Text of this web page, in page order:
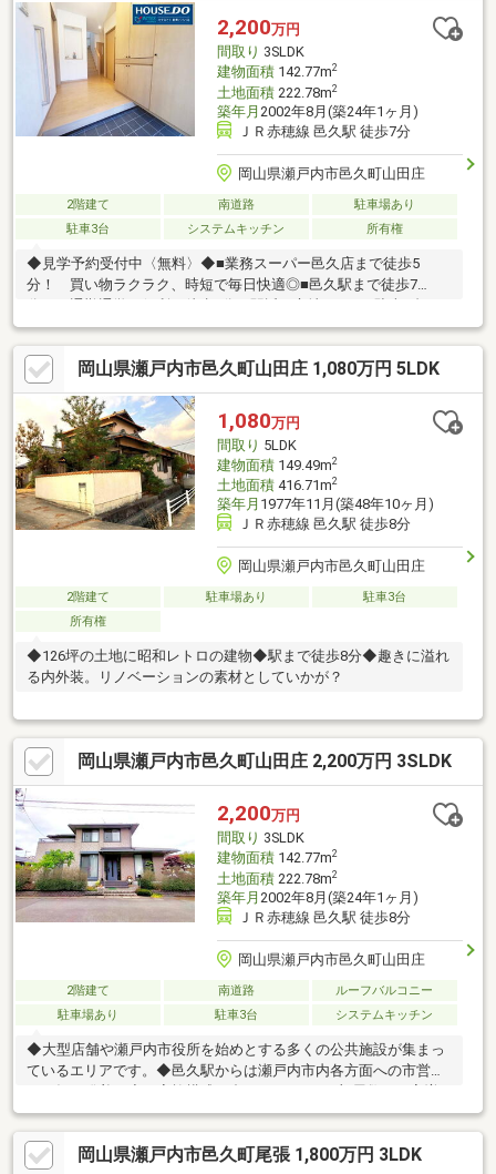
2,200万円
間取り 3SLDK
建物面積142.77m2
土地面積222.78m2
築年月 2002年8月(築24年1ヶ月)
ＪＲ赤穂線 邑久駅 徒歩7分
岡山県瀬戸内市邑久町山田庄
2階建て 南道路
駐車場あり
駐車3台
システムキッチン 所有権
◆見学予約受付中〈無料〉◆■業務スーパー邑久店まで徒歩5
分！ 買い物ラクラク、時短で毎日快適◎■邑久駅まで徒歩7
能！（車種による） 来客時や将来お子様がお車を持った際にも
安心の駐車台数です！≪ハウスドゥ 倉敷バイパスなら おうち購
入に関する全ての手続きをサポート≫住宅ローン・火災保険はも
ちろん、リフォームや解体引越時の不用品回収等のご相談も承っ
ております！◆◆───────◆◆ 物件見学予約受付中！ お問
い合わせはお早めに！ Free【0120-533-880】
◆◆───────◆◆
岡山県瀬戸内市邑久町山田庄 1,080万円 5LDK
1,080万円
間取り 5LDK
建物面積149.49m2
土地面積416.71m2
築年月 1977年11月(築48年10ヶ月)
ＪＲ赤穂線 邑久駅 徒歩8分
岡山県瀬戸内市邑久町山田庄
2階建て 駐車場あり
駐車3台
所有権
◆126坪の土地に昭和レトロの建物◆駅まで徒歩8分◆趣きに溢れ
る内外装。リノベーションの素材としていかが？
岡山県瀬戸内市邑久町山田庄 2,200万円 3SLDK
2,200万円
間取り 3SLDK
建物面積142.77m2
土地面積222.78m2
築年月 2002年8月(築24年1ヶ月)
ＪＲ赤穂線 邑久駅 徒歩8分
岡山県瀬戸内市邑久町山田庄
2階建て 南道路
ルーフバルコニー
駐車場あり
駐車3台 システムキッチン
◆大型店舗や瀬戸内市役所を始めとする多くの公共施設が集まっ
ているエリアです。◆邑久駅からは瀬戸内市内各方面への市営バ
やせます。◆駐車場は4台まで可！ガーデニングを楽しむのも◎
岡山県瀬戸内市邑久町尾張 1,800万円 3LDK